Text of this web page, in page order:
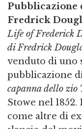
Pubblicazione
Fredrick
Life of Frederick
di Fredrick
venduto di uno
pubblicazione
capanna dello zio
Stowe nel
come altre di